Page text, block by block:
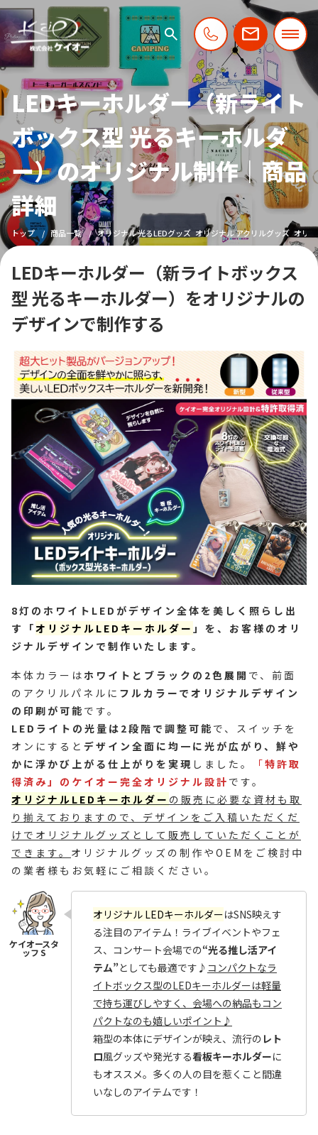
LEDキーホルダー（新ライト
ボックス型 光るキーホルダ
ー）のオリジナル制作｜商品
詳細
トップ 商品一覧 オリジナル 光るLEDグッズ オリジナル アクリルグッズ オリ
LEDキーホルダー（新ライトボックス
型 光るキーホルダー）をオリジナルの
デザインで制作する
8灯のホワイトLEDがデザイン全体を美しく照らし出
す「オリジナルLEDキーホルダー 」を、お客様のオリ
ジナルデザインで制作いたします。
本体カラーはホワイトとブラックの2色展開 で、前面
のアクリルパネルに フルカラーでオリジナルデザイン
の印刷が可能です。
LEDライトの光量は2段階で調整可能で、スイッチを
オンにすると デザイン全面に均一に光が広がり、鮮や
かに浮かび上がる仕上がりを実現 しました。 「特許取
得済み」のケイオー完全オリジナル設計 です。
オリジナルLEDキーホルダー の販売に必要な資材も取
り揃えておりますので、デザインをご入稿いただくだ
けでオリジナルグッズとして販売していただくことが
できます。 オリジナルグッズの制作やOEMをご検討中
の業者様もお気軽にご相談ください。
オリジナル LEDキーホルダーはSNS映えす
る注目のアイテム！ライブイベントやフェ
ス、コンサート会場での“光る推し活アイ
テム”としても最適です♪ コンパクトなラ
イトボックス型のLEDキーホルダーは軽量
で持ち運びしやすく、会場への納品もコン
パクトなのも嬉しいポイント♪
箱型の本体にデザインが映え、流行の レト
ロ風グッズや発光する看板キーホルダーに
もオススメ。多くの人の目を惹くこと間違
いなしのアイテムです！